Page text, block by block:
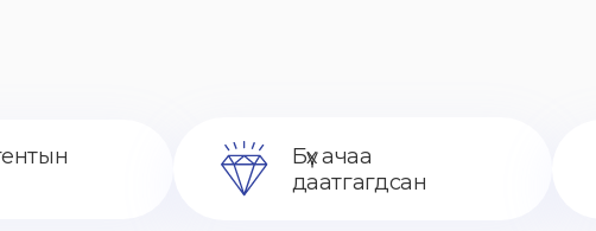
Бүх ачаа
даатгагдсан